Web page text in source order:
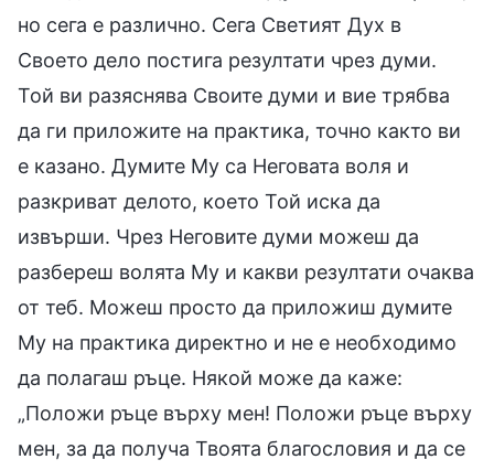
но сега е различно. Сега Светият Дух в
Своето дело постига резултати чрез думи.
Той ви разяснява Своите думи и вие трябва
да ги приложите на практика, точно както ви
е казано. Думите Му са Неговата воля и
разкриват делото, което Той иска да
извърши. Чрез Неговите думи можеш да
разбереш волята Му и какви резултати очаква
от теб. Можеш просто да приложиш думите
Му на практика директно и не е необходимо
да полагаш ръце. Някой може да каже:
„Положи ръце върху мен! Положи ръце върху
мен, за да получа Твоята благословия и да се